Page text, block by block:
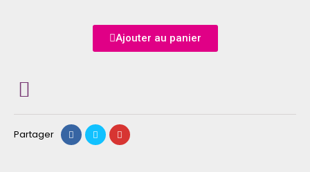
Ajouter au panier
Partager